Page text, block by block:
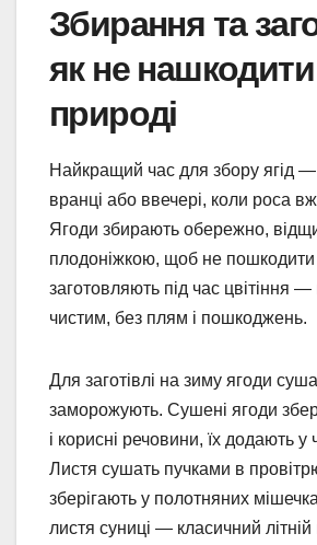
Збирання та
як не нашкодити
природі
Найкращий час для збору ягід —
вранці або ввечері, коли роса
Ягоди збирають обережно,
плодоніжкою, щоб не
заготовляють під час цвітіння
чистим, без плям і пошкоджень.
Для заготівлі на зиму ягоди
заморожують. Сушені ягоди
і корисні речовини, їх додають у
Листя сушать пучками в
зберігають у полотняних
листя суниці — класичний літній